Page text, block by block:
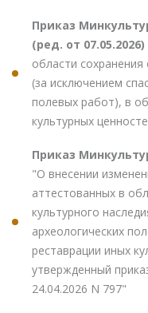
Приказ
(ред. от 07.05.2026)
области
(за исключением
полевых работ), в
культурных
Приказ
"О внесении
аттестованных в
культурного
археологических
реставрации иных
утвержденный
24.04.2026 N 797"